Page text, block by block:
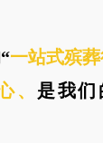
一站式殡
、 是我们